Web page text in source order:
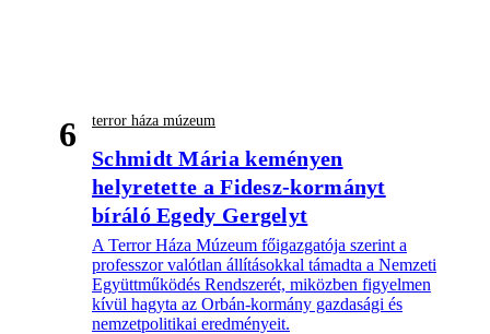
6 terror háza múzeum
Schmidt Mária keményen
helyretette a Fidesz-kormányt
bíráló Egedy Gergelyt
A Terror Háza Múzeum főigazgatója szerint a
professzor valótlan állításokkal támadta a Nemzeti
Együttműködés Rendszerét, miközben figyelmen
kívül hagyta az Orbán-kormány gazdasági és
nemzetpolitikai eredményeit.